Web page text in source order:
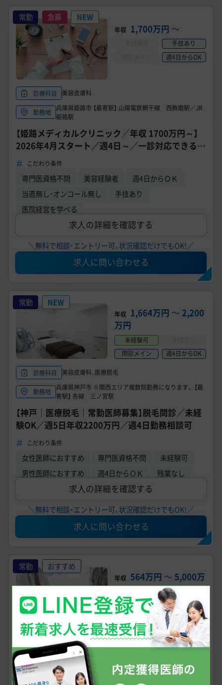
常勤 急募 NEW
年収 1,700万円 〜
手技あり
週4日からOK
診療科目 美容皮膚科
勤務地
兵庫県姫路市 【最寄駅】 山陽電鉄網干線 西飾磨駅／JR
姫路駅
【姫路メディカルクリニック／年収 1700万円～】
2026年4月スタート／週4日～／一診対応できる方
／残業ほぼなし
こだわり条件
専門医資格不問 美容経験者
週4日からＯＫ
当直無し・オンコール無し
手技あり
医院経営を学べる
求人の詳細を確認する
＼無料で相談・エントリー可、状況確認だけでもOK!／
求人に問い合わせる
常勤 NEW
年収 1,664万円 〜 2,200
万円
未経験可
問診メイン
週4日からOK
診療科目 美容皮膚科、医療脱毛
勤務地
兵庫県神戸市 ※関西エリア複数院勤務になります。 【最
寄駅】 各線 三ノ宮駅
【神戸｜医療脱毛｜常勤医師募集】脱毛問診／未経
験OK／週5日年収2200万円／週4日勤務相談可
こだわり条件
女性医師におすすめ 専門医資格不問
未経験可
男性医師におすすめ
週4日からＯＫ 残業なし
求人の詳細を確認する
＼無料で相談・エントリー可、状況確認だけでもOK!／
求人に問い合わせる
常勤 おすすめ
年収 564万円 〜 5,000万
円
未経験可
手技あり
問診メイン
週4日からOK
診療科目 泌尿器科、美容外科、形成外科
勤務地
兵庫県姫路市 ※◇その他エリアでも募集中！募集院はお
気軽にお問合せください！◇ 【最寄駅】 詳細はお問合せ下
さい